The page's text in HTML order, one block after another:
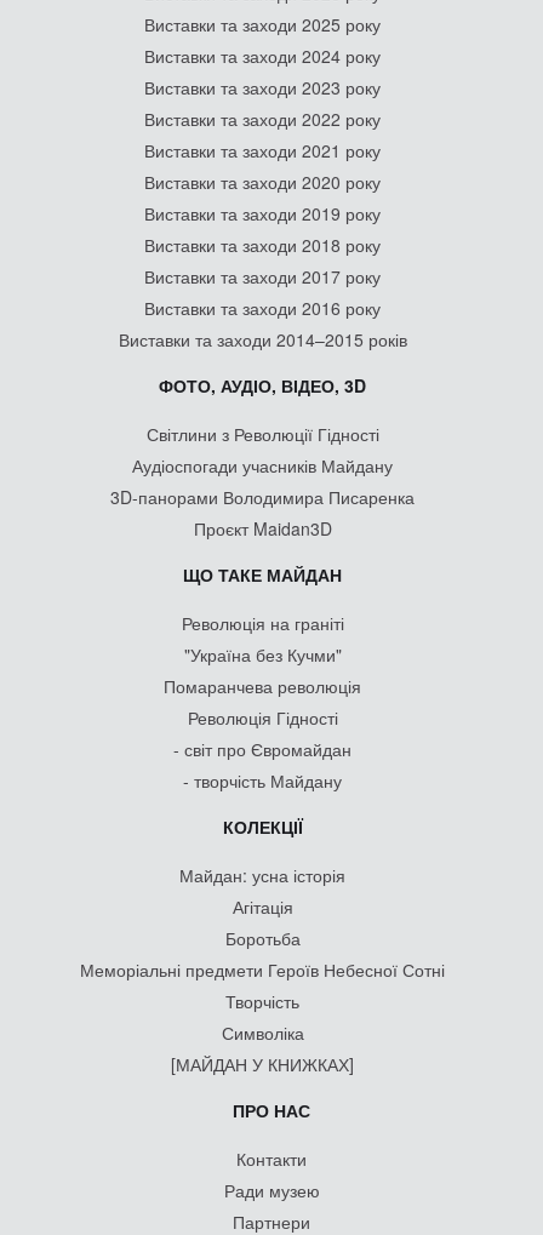
Виставки та заходи 2025 року
Виставки та заходи 2024 року
Виставки та заходи 2023 року
Виставки та заходи 2022 року
Виставки та заходи 2021 року
Виставки та заходи 2020 року
Виставки та заходи 2019 року
Виставки та заходи 2018 року
Виставки та заходи 2017 року
Виставки та заходи 2016 року
Виставки та заходи 2014–2015 років
ФОТО, АУДІО, ВІДЕО, 3D
Світлини з Революції Гідності
Аудіоспогади учасників Майдану
3D-панорами Володимира Писаренка
Проєкт Maidan3D
ЩО ТАКЕ МАЙДАН
Революція на граніті
"Україна без Кучми"
Помаранчева революція
Революція Гідності
- світ про Євромайдан
- творчість Майдану
КОЛЕКЦІЇ
Майдан: усна історія
Агітація
Боротьба
Меморіальні предмети Героїв Небесної Сотні
Творчість
Символіка
[МАЙДАН У КНИЖКАХ]
ПРО НАС
Контакти
Ради музею
Партнери